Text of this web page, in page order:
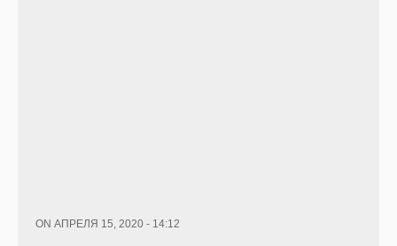
ON АПРЕЛЯ 15, 2020 - 14:12